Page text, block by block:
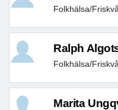
Folkhälsa/
Ralph
Folkhälsa/
Marita